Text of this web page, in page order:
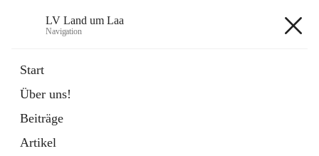
LV Land um Laa
Navigation
Start
Über uns!
Beiträge
Artikel
Externe Webseite
in
Tab